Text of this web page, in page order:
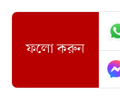
ফলো করুন